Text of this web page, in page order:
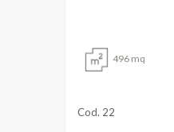
496 mq
Cod. 22
Qualsiasi